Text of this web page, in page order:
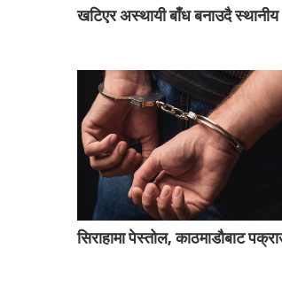
खटिएर अस्थायी बाँध बनाउदै स्थानीय
सिराहामा पेस्तोल, काठमाडौबाट